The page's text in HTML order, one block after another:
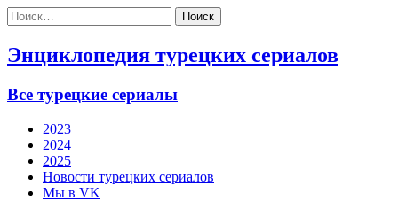
Найти:
Энциклопедия турецких сериалов
Все турецкие сериалы
2023
2024
2025
Новости турецких сериалов
Мы в VK